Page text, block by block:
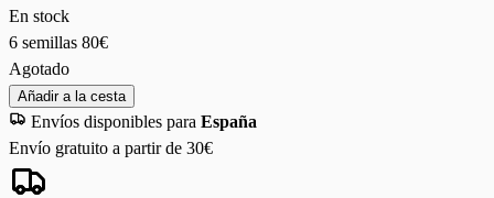
En stock
6 semillas 80€
Agotado
Añadir a la cesta
Envíos disponibles para España
Envío gratuito a partir de 30€